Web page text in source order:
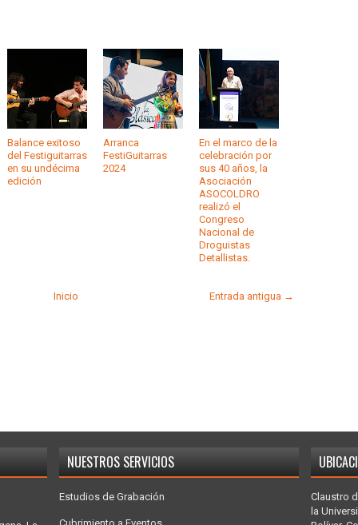
Balance exitoso
del Festiguitarras
en su undécima
edición
Arranca
FestiGuitarras
2024
En el marco de la
celebración por
sus 40 años, la
Asociación
ASOCOLDRO
realizó el
Congreso
Nacional de
Droguistas
Detallistas.
Entrada antigua →
Inicio
NUESTROS SERVICIOS
Estudios de Grabación
Claustro
la